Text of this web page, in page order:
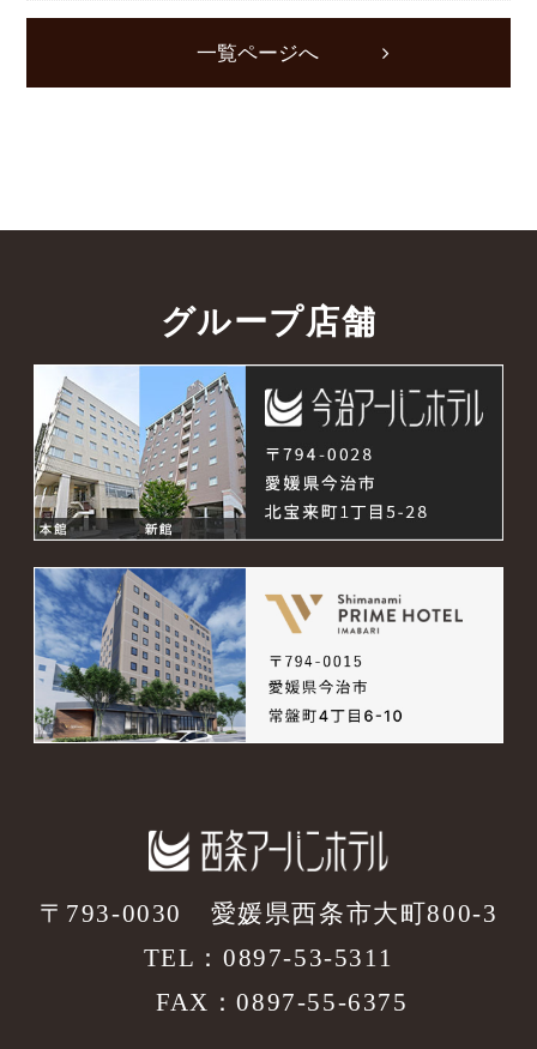
一覧ページへ
グループ店舗
〒793-0030
愛媛県西条市大町800-3
TEL：0897-53-5311
FAX：0897-55-6375